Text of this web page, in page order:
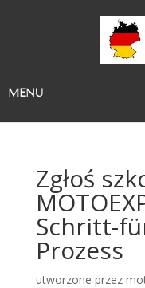
MENU
Zgłoś
Schritt-
Prozess
utworzone przez